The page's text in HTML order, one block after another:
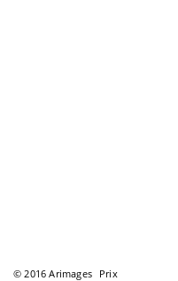
© 2016 Arimages Prix